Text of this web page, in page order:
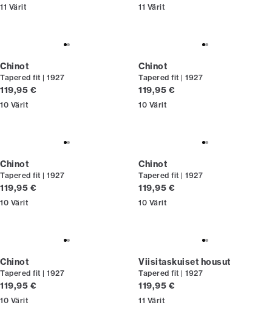
11 Värit 11 Värit
Chinot
Tapered fit | 1927
Nykyinen hinta
119,95 €
10 Värit
Chinot
Tapered fit | 1927
Nykyinen hinta
119,95 €
10 Värit
Chinot
Tapered fit | 1927
Nykyinen hinta
119,95 €
10 Värit
Chinot
Tapered fit | 1927
Nykyinen hinta
119,95 €
10 Värit
Chinot
Tapered fit | 1927
Nykyinen hinta
119,95 €
10 Värit
Viisitaskuiset housut
Tapered fit | 1927
Nykyinen hinta
119,95 €
11 Värit